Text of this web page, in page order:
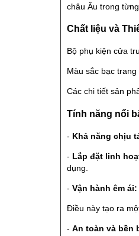
châu Âu trong
Chất liệu và
Bộ phụ kiện cửa
Màu sắc bạc
Các chi tiết sản
Tính năng nổi
- Khả năng chịu
- Lắp đặt linh
dụng.
- Vận hành êm ái:
Điều này tạo ra
- An toàn và bền